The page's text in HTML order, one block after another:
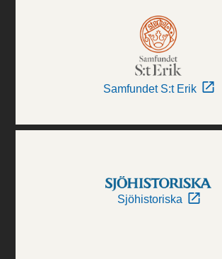
Samfundet S:t Erik
Sjöhistoriska